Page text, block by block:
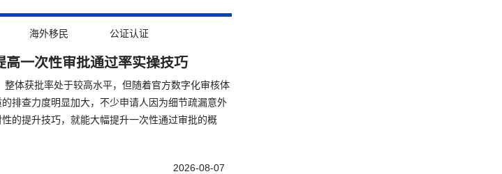
海外移民 公证认证
一次性审批通过率实操技巧
体获批率处于较高水平，但随着官方数字化审核体
排查力度明显加大，不少申请人因为细节疏漏意外
的提升技巧，就能大幅提升一次性通过审批的概
2026-08-07